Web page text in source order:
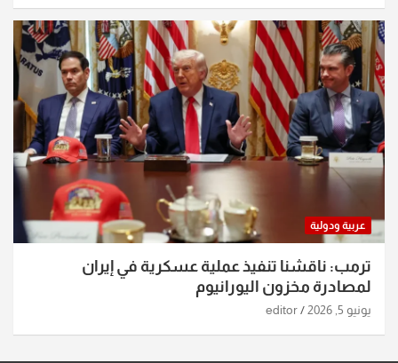
عربية ودولية
ترمب: ناقشنا تنفيذ عملية عسكرية في إيران
لمصادرة مخزون اليورانيوم
يونيو 5, 2026 editor